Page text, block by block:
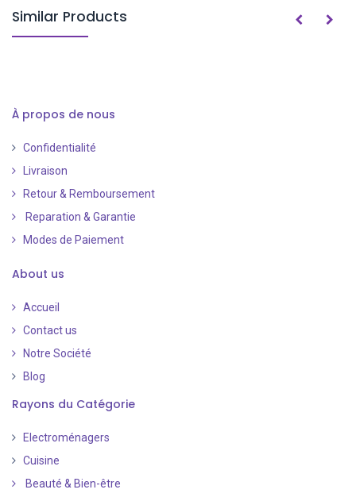
Similar Products
À propos de nous
Confidentialité
Livraison
Retour & Remboursement
Reparation & Garantie
Modes de Paiement
About us
Accueil
Contact us
Notre Société
Blog
Rayons du Catégorie
Electroménagers
Cuisine
Beauté & Bien-être